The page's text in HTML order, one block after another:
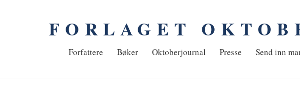
FORLAGET
Hjem
Forfattere Bøker Oktoberjournal Presse Send inn